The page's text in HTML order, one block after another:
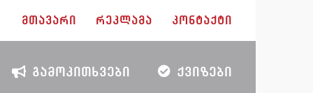
ᲛᲗᲐᲕᲐᲠᲘ ᲠᲔᲙᲚᲐᲛᲐ ᲙᲝᲜᲢᲐᲥᲢᲘ
ᲒᲐᲛᲝᲙᲘᲗᲮᲕᲔᲑᲘ ᲥᲕᲘᲖᲔᲑᲘ